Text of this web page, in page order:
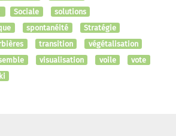
Sociale
solutions
spontanéité
Stratégie
transition
végétalisation
visualisation voile
vote